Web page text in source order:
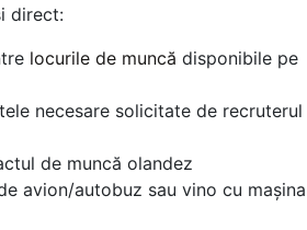
direct:
locurile de muncă disponibile pe
necesare solicitate de recruterul
de muncă olandez
avion/autobuz sau vino cu mașina